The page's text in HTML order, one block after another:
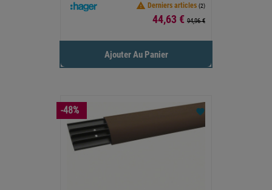
 Derniers articles (2)
Prix
44,63 € 94,96 €
Ajouter Au Panier
favorite
-48%